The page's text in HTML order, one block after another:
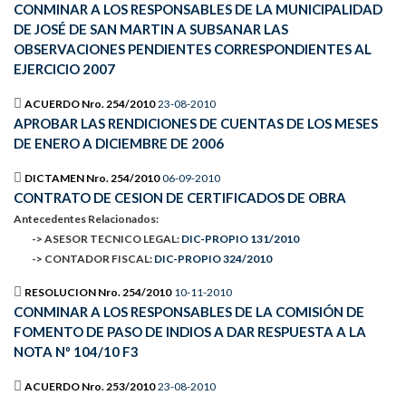
CONMINAR A LOS RESPONSABLES DE LA MUNICIPALIDAD
DE JOSÉ DE SAN MARTIN A SUBSANAR LAS
OBSERVACIONES PENDIENTES CORRESPONDIENTES AL
EJERCICIO 2007
ACUERDO Nro. 254/2010 23-08-2010
APROBAR LAS RENDICIONES DE CUENTAS DE LOS MESES
DE ENERO A DICIEMBRE DE 2006
DICTAMEN Nro. 254/2010 06-09-2010
CONTRATO DE CESION DE CERTIFICADOS DE OBRA
Antecedentes Relacionados:
-> ASESOR TECNICO LEGAL: DIC-PROPIO 131/2010
-> CONTADOR FISCAL: DIC-PROPIO 324/2010
RESOLUCION Nro. 254/2010 10-11-2010
CONMINAR A LOS RESPONSABLES DE LA COMISIÓN DE
FOMENTO DE PASO DE INDIOS A DAR RESPUESTA A LA
NOTA Nº 104/10 F3
ACUERDO Nro. 253/2010 23-08-2010